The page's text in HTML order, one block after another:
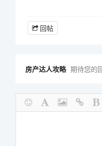
回帖
房产达人攻略 期待您的